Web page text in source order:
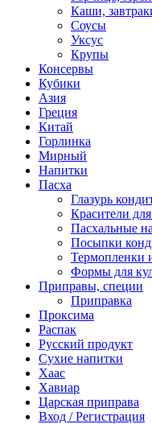
Каши,
Соусы
Уксус
Крупы
Консервы
Кубики
Азия
Греция
Китай
Горлинка
Мирный
Напитки
Пасха
Глазурь
Красители
Пасхальные
Посыпки
Термопленки
Формы для
Приправы, специи
Приправка
Проксима
Распак
Русский продукт
Сухие напитки
Хаас
Хавиар
Царская приправа
Вход / Регистрация